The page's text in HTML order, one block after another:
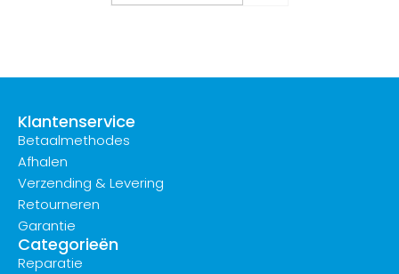
Klantenservice
Betaalmethodes
Afhalen
Verzending & Levering
Retourneren
Garantie
Categorieën
Reparatie